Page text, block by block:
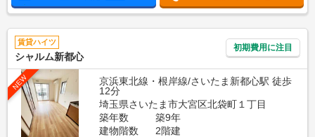
賃貸ハイツ
シャルム新都心
初期費用に注目
NEW
京浜東北線・根岸線/さいたま新都心駅 徒歩
12分
埼玉県さいたま市大宮区北袋町１丁目
築年数
築9年
建物階数
2階建